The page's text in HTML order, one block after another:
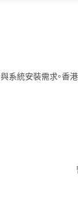
統安裝需求。香